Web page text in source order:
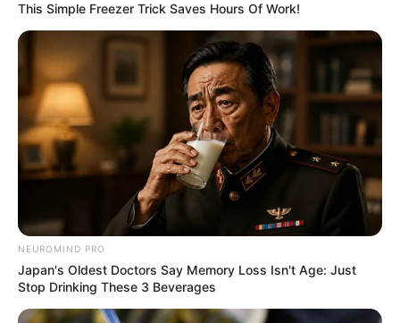
This Simple Freezer Trick Saves Hours Of Work!
NEUROMIND PRO
Japan's Oldest Doctors Say Memory Loss Isn't Age: Just
Stop Drinking These 3 Beverages